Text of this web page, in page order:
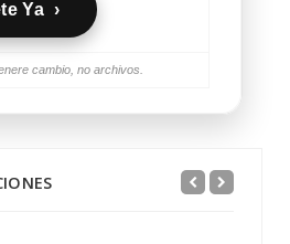
Ya ›
cambio, no archivos.